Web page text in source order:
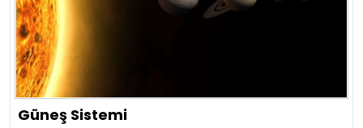
Güneş Sistemi